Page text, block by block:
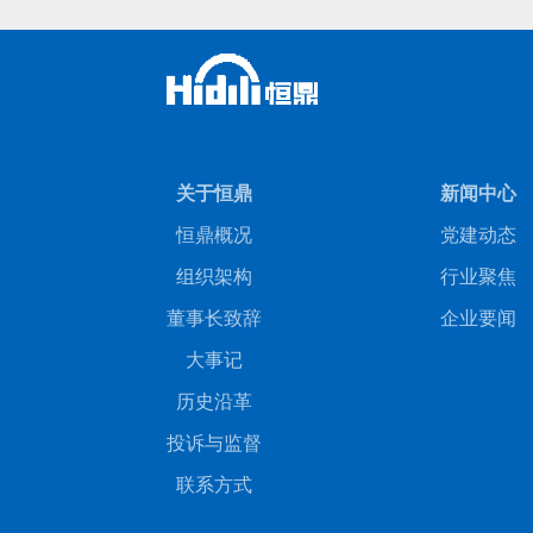
关于恒鼎
恒鼎概况
组织架构
董事长致辞
大事记
历史沿革
投诉与监督
联系方式
新闻中心
党建动态
行业聚焦
企业要闻